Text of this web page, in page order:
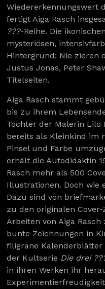
Wiedererkennungswert
fertigt Aiga Rasch
???-Reihe. Die
mysteriösen,
Hintergrund: Nie zieren
Justus Jonas, Peter
Titelseiten.
Aiga Rasch stammt
bis zu ihrem
Tochter der Malerin Lilo
bereits als Kleinkind im
Pinsel und Farbe
erhält die Autodidaktin
Rasch mehr als 500
Illustrationen. Doch wie
Dazu sind von
zu den originalen
Arbeiten von Aiga
bunte Zeichnungen in
filigrane Kalenderblätter
der Kultserie Die drei
in ihren Werken ihr